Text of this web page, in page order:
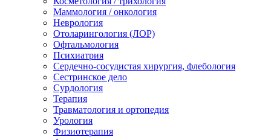
Маммология / онкология
Неврология
Отоларингология (ЛОР)
Офтальмология
Психиатрия
Сердечно-сосудистая хирургия, флебология
Сестринское дело
Сурдология
Терапия
Травматология и ортопедия
Урология
Физиотерапия